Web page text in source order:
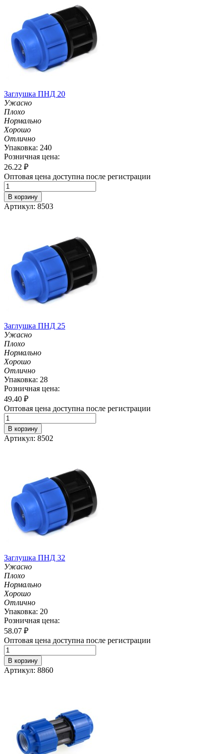
Заглушка ПНД 20
Ужасно
Плохо
Нормально
Хорошо
Отлично
Упаковка: 240
Розничная цена:
26.22 ₽
Оптовая цена доступна после регистрации
В корзину
Артикул: 8503
Заглушка ПНД 25
Ужасно
Плохо
Нормально
Хорошо
Отлично
Упаковка: 28
Розничная цена:
49.40 ₽
Оптовая цена доступна после регистрации
В корзину
Артикул: 8502
Заглушка ПНД 32
Ужасно
Плохо
Нормально
Хорошо
Отлично
Упаковка: 20
Розничная цена:
58.07 ₽
Оптовая цена доступна после регистрации
В корзину
Артикул: 8860